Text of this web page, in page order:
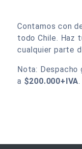
Contamos con
todo Chile. Haz
cualquier parte
Nota: Despacho
a $200.000+IVA.